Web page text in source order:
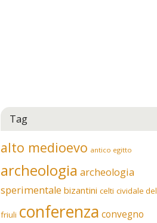
Tag
alto medioevo antico egitto
archeologia archeologia
sperimentale bizantini celti cividale del
friuli conferenza convegno